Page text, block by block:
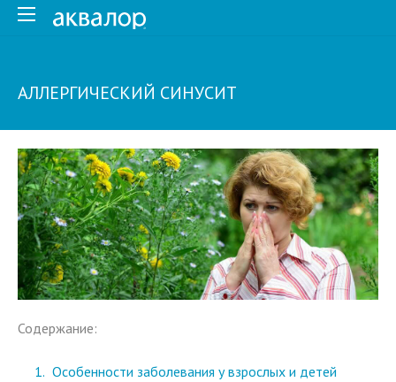
АЛЛЕРГИЧЕСКИЙ СИНУСИТ
Содержание:
Особенности заболевания у взрослых и детей